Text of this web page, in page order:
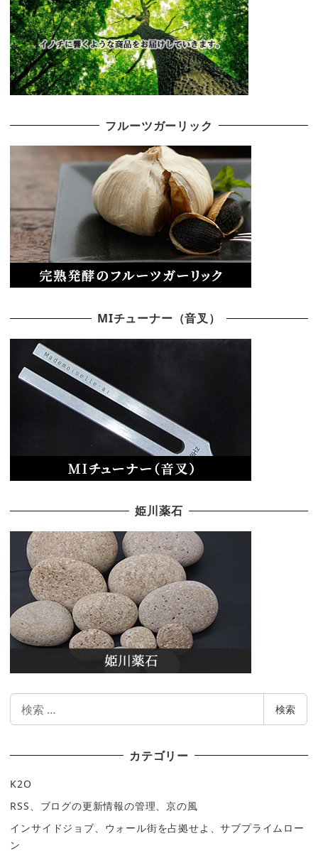
フルーツガーリック
MIチューナー（音叉）
姫川薬石
検索
カテゴリー
K2O
RSS、ブログの更新情報の管理、京の風
インサイドジョブ、ウォール街を占拠せよ、サブプライムロー
ン